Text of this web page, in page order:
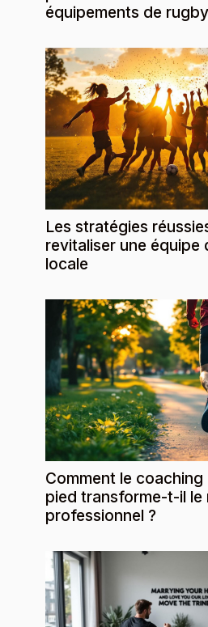
équipements de
Les stratégies
revitaliser une équipe
locale
Comment le
pied transforme-t-il le
professionnel ?